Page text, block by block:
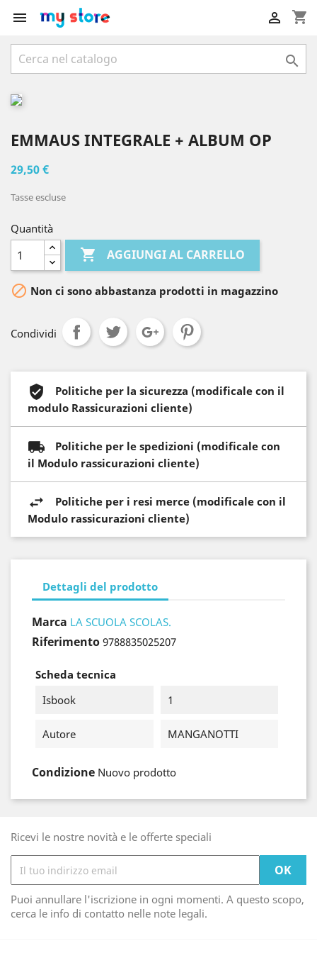
 shopping_cart


EMMAUS INTEGRALE + ALBUM OP
29,50 €
Tasse escluse
Quantità
 AGGIUNGI AL CARRELLO
 Non ci sono abbastanza prodotti in magazzino
Condividi
Politiche per la sicurezza (modificale con il
modulo Rassicurazioni cliente)
Politiche per le spedizioni (modificale con
il Modulo rassicurazioni cliente)
Politiche per i resi merce (modificale con il
Modulo rassicurazioni cliente)
Dettagli del prodotto
Marca LA SCUOLA SCOLAS.
Riferimento 9788835025207
Scheda tecnica
Isbook
1
Autore MANGANOTTI
Condizione Nuovo prodotto
Ricevi le nostre novità e le offerte speciali
Puoi annullare l'iscrizione in ogni momenti. A questo scopo,
cerca le info di contatto nelle note legali.